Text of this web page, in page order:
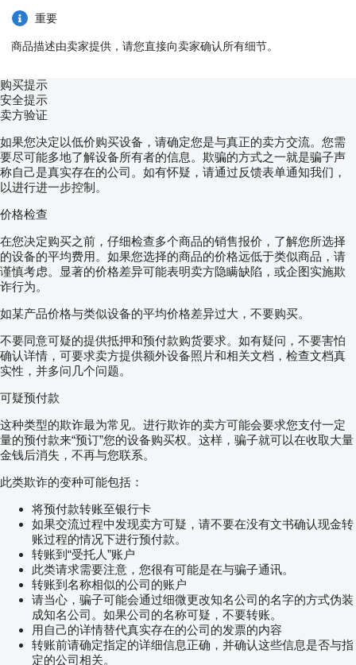
重要
商品描述由卖家提供，请您直接向卖家确认所有细节。
购买提示
安全提示
卖方验证
如果您决定以低价购买设备，请确定您是与真正的卖方交流。您需
要尽可能多地了解设备所有者的信息。欺骗的方式之一就是骗子声
称自己是真实存在的公司。如有怀疑，请通过反馈表单通知我们，
以进行进一步控制。
价格检查
在您决定购买之前，仔细检查多个商品的销售报价，了解您所选择
的设备的平均费用。如果您选择的商品的价格远低于类似商品，请
谨慎考虑。显著的价格差异可能表明卖方隐瞒缺陷，或企图实施欺
诈行为。
如某产品价格与类似设备的平均价格差异过大，不要购买。
不要同意可疑的提供抵押和预付款购货要求。如有疑问，不要害怕
确认详情，可要求卖方提供额外设备照片和相关文档，检查文档真
实性，并多问几个问题。
可疑预付款
这种类型的欺诈最为常见。进行欺诈的卖方可能会要求您支付一定
量的预付款来“预订”您的设备购买权。这样，骗子就可以在收取大量
金钱后消失，不再与您联系。
此类欺诈的变种可能包括：
将预付款转账至银行卡
如果交流过程中发现卖方可疑，请不要在没有文书确认现金转
账过程的情况下进行预付款。
转账到“受托人”账户
此类请求需要注意，您很有可能是在与骗子通讯。
转账到名称相似的公司的账户
请当心，骗子可能会通过细微更改知名公司的名字的方式伪装
成知名公司。如果公司的名称可疑，不要转账。
用自己的详情替代真实存在的公司的发票的内容
转账前请确定指定的详细信息正确，并确认这些信息是否与指
定的公司相关。